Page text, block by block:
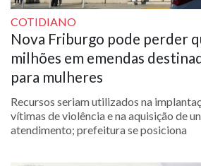
COTIDIANO
Nova Friburgo pode perder
milhões em emendas
para mulheres
Recursos seriam utilizados na
vítimas de violência e na aquisição de
atendimento; prefeitura se posiciona